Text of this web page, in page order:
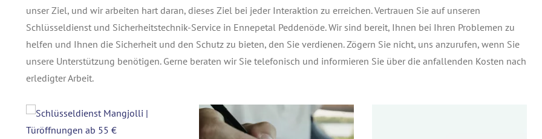
unser Ziel, und wir arbeiten hart daran, dieses Ziel bei jeder Interaktion zu erreichen. Vertrauen Sie auf unseren
Schlüsseldienst und Sicherheitstechnik-Service in Ennepetal Peddenöde. Wir sind bereit, Ihnen bei Ihren Problemen zu
helfen und Ihnen die Sicherheit und den Schutz zu bieten, den Sie verdienen. Zögern Sie nicht, uns anzurufen, wenn Sie
unsere Unterstützung benötigen. Gerne beraten wir Sie telefonisch und informieren Sie über die anfallenden Kosten nach
erledigter Arbeit.